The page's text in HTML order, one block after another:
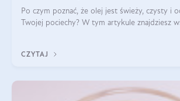
Po czym poznać, że olej jest świeży, czysty i
Twojej pociechy? W tym artykule znajdziesz
CZYTAJ